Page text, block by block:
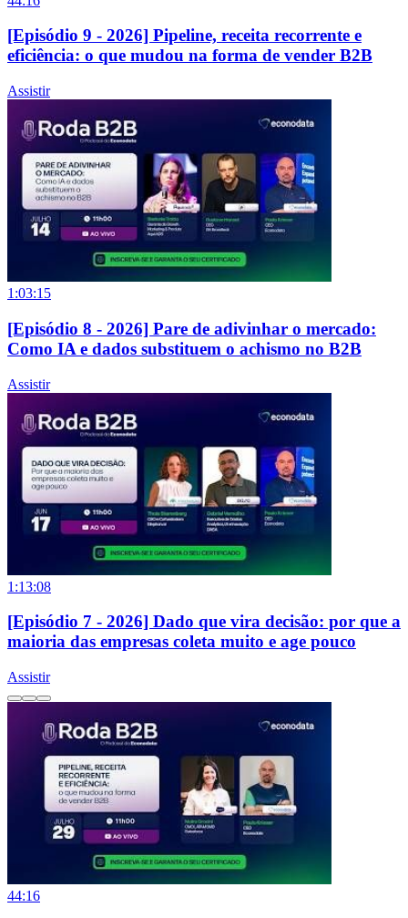
[Episódio 9 - 2026] Pipeline, receita recorrente e
eficiência: o que mudou na forma de vender B2B
Assistir
1:03:15
[Episódio 8 - 2026] Pare de adivinhar o mercado:
Como IA e dados substituem o achismo no B2B
Assistir
1:13:08
[Episódio 7 - 2026] Dado que vira decisão: por que a
maioria das empresas coleta muito e age pouco
Assistir
44:16